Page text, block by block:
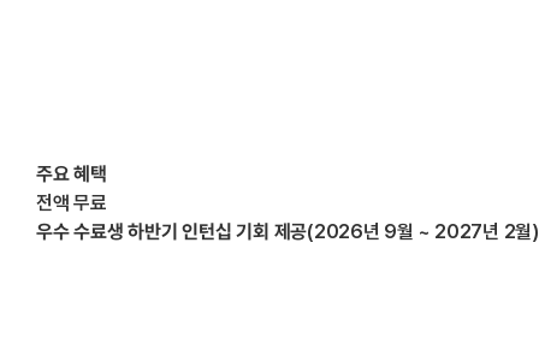
주요 혜택
전액 무료
우수 수료생 하반기 인턴십 기회 제공(2026년 9월 ~ 2027년 2월)